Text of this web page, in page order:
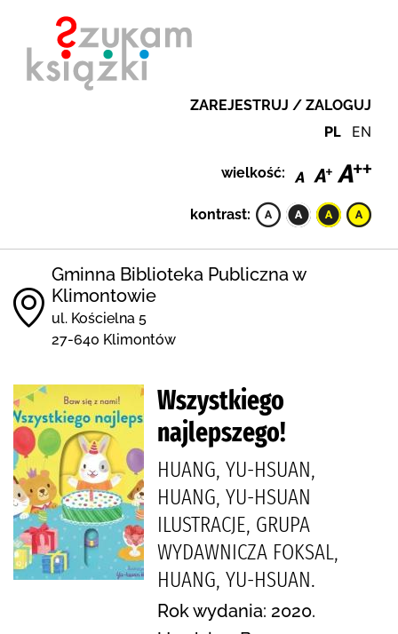
ZAREJESTRUJ / ZALOGUJ
PL EN
wielkość:
kontrast:
Gminna Biblioteka Publiczna w
Klimontowie
ul. Kościelna 5
27-640 Klimontów
Wszystkiego
najlepszego!
HUANG, YU-HSUAN,
HUANG, YU-HSUAN
ILUSTRACJE, GRUPA
WYDAWNICZA FOKSAL,
HUANG, YU-HSUAN.
Rok wydania: 2020.